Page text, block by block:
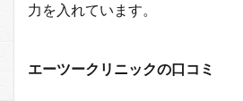
力を入れています。
エーツークリニックの口コミ